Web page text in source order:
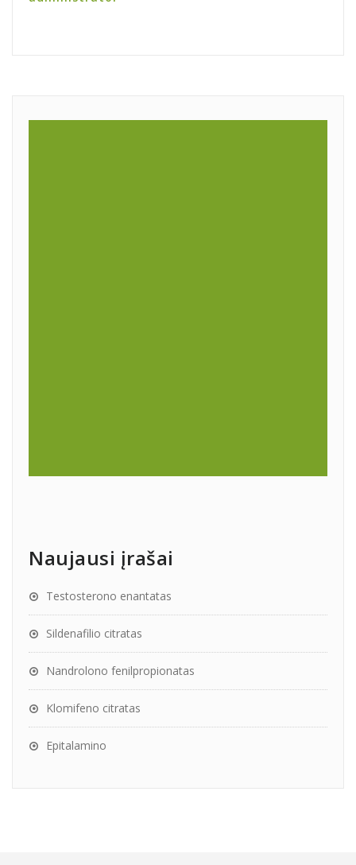
Naujausi įrašai
Testosterono enantatas
Sildenafilio citratas
Nandrolono fenilpropionatas
Klomifeno citratas
Epitalamino